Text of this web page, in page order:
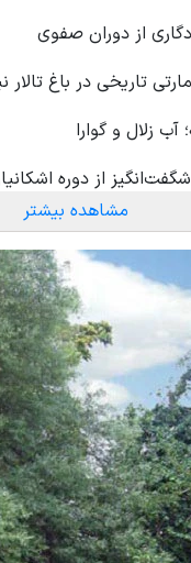
از دوران صفوی
تاریخی در باغ تالار
زلال و گوارا
از دوره
تجربه سفری بی‌دغدغه
مشاهده بیشتر